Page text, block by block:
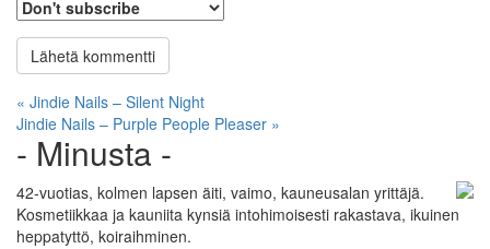
Artikkelien
selaus
« Jindie Nails – Silent Night
Jindie Nails – Purple People Pleaser »
- Minusta -
42-vuotias, kolmen lapsen äiti, vaimo, kauneusalan yrittäjä.
Kosmetiikkaa ja kauniita kynsiä intohimoisesti rakastava, ikuinen
heppatyttö, koiraihminen.